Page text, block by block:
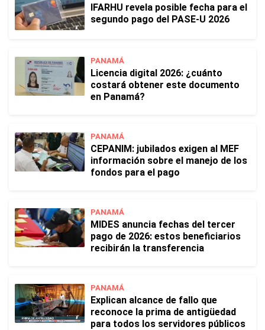
IFARHU revela posible fecha para el
segundo pago del PASE-U 2026
PANAMÁ
Licencia digital 2026: ¿cuánto
costará obtener este documento
en Panamá?
PANAMÁ
CEPANIM: jubilados exigen al MEF
información sobre el manejo de los
fondos para el pago
PANAMÁ
MIDES anuncia fechas del tercer
pago de 2026: estos beneficiarios
recibirán la transferencia
PANAMÁ
Explican alcance de fallo que
reconoce la prima de antigüedad
para todos los servidores públicos